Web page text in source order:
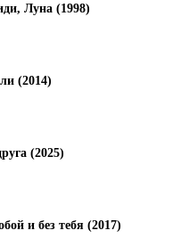
Луна (1998)
(2014)
(2025)
и без тебя (2017)